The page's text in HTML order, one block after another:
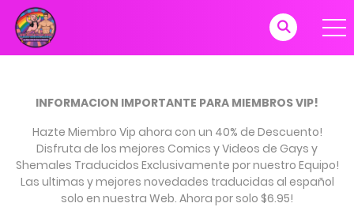
INFORMACION IMPORTANTE PARA MIEMBROS VIP!
Hazte Miembro Vip ahora con un 40% de Descuento!
Disfruta de los mejores Comics y Videos de Gays y
Shemales Traducidos Exclusivamente por nuestro Equipo!
Las ultimas y mejores novedades traducidas al español
solo en nuestra Web. Ahora por solo $6.95!